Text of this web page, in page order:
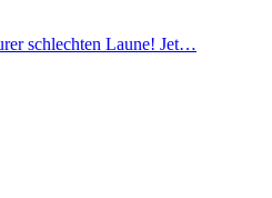
schlechten Laune! Jet…